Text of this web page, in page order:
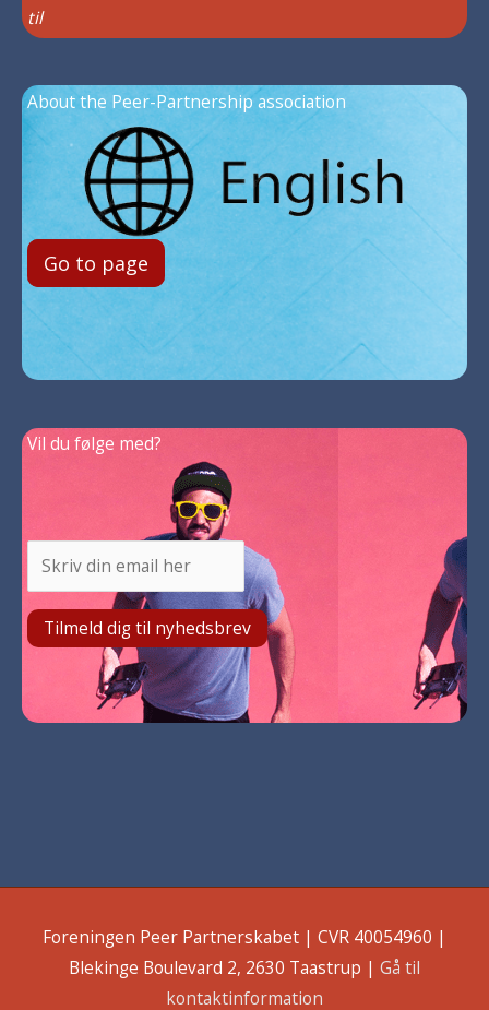
til
About the Peer-Partnership association
Go to page
Vil du følge med?
Foreningen Peer Partnerskabet | CVR 40054960 |
Blekinge Boulevard 2, 2630 Taastrup | Gå til
kontaktinformation